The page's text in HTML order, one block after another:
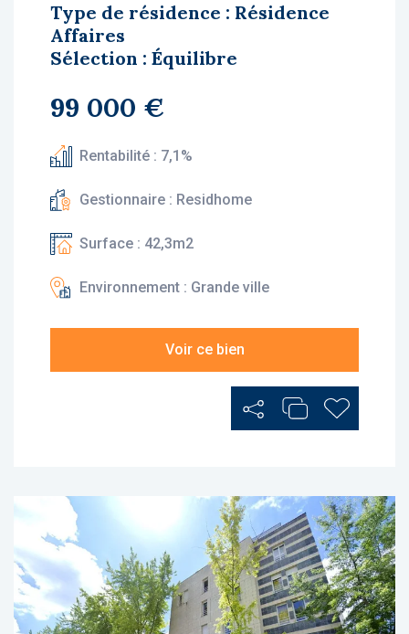
Type de résidence : Résidence
Affaires
Sélection : Équilibre
99 000 €
Rentabilité : 7,1%
Gestionnaire : Residhome
Surface : 42,3m2
Environnement : Grande ville
Voir ce bien
PartagerAjouter au
Ajouter